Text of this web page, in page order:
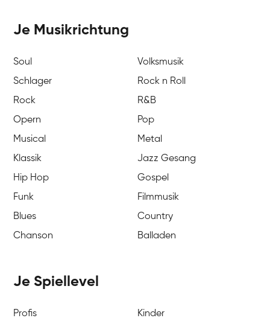
Je Musikrichtung
Soul
Volksmusik
Schlager
Rock n Roll
Rock
R&B
Opern
Pop
Musical
Metal
Klassik
Jazz Gesang
Hip Hop
Gospel
Funk
Filmmusik
Blues
Country
Chanson
Balladen
Je Spiellevel
Profis Kinder